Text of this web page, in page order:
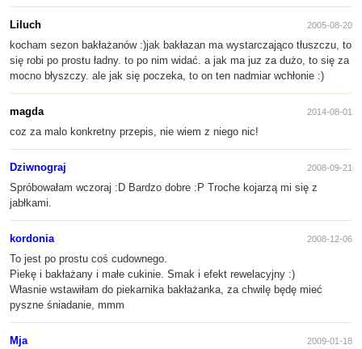
Liluch 2005-08-20
kocham sezon bakłażanów :)jak bakłazan ma wystarczająco tłuszczu, to
się robi po prostu ładny. to po nim widać. a jak ma juz za dużo, to się za
mocno błyszczy. ale jak się poczeka, to on ten nadmiar wchłonie :)
magda 2014-08-01
coz za malo konkretny przepis, nie wiem z niego nic!
Dziwnograj 2008-09-21
Spróbowałam wczoraj :D Bardzo dobre :P Troche kojarzą mi się z
jabłkami.
kordonia 2008-12-06
To jest po prostu coś cudownego.
Piekę i bakłażany i małe cukinie. Smak i efekt rewelacyjny :)
Własnie wstawiłam do piekarnika bakłażanka, za chwilę będę mieć
pyszne śniadanie, mmm
Mja 2009-01-18